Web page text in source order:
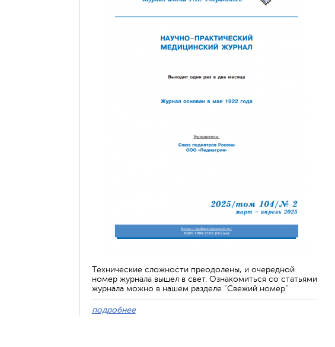
Технические сложности преодолены, и очередной
номер журнала вышел в свет. Ознакомиться со статьями
журнала можно в нашем разделе "Свежий номер"
подробнее